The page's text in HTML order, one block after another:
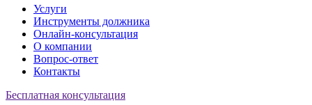
Услуги
Инструменты должника
Онлайн-консультация
О компании
Вопрос-ответ
Контакты
Бесплатная консультация